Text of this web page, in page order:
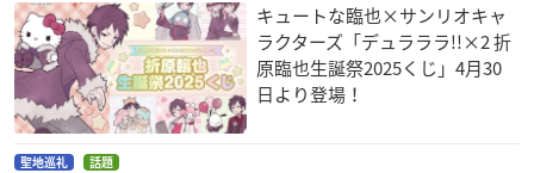
キュートな臨也×サンリオキャ
ラクターズ「デュラララ!!×2 折
原臨也生誕祭2025くじ」4月30
日より登場！
聖地巡礼 話題